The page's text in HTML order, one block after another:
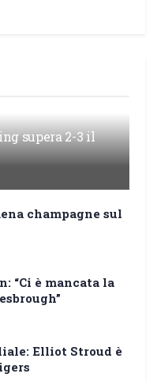
supera 2-3 il
champagne sul
“Ci è mancata la
Elliot Stroud è